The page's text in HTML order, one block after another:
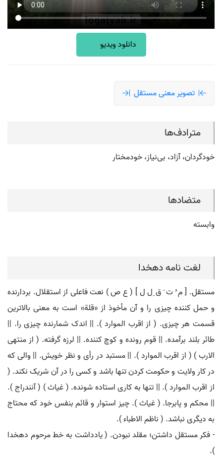
دانلود ویدیو
تصویر معنی مستقل
مترادف‌ها
خودگردان، آزاد، بی‌نیاز، خودمختار
متضادها
وابسته
لغت نامه دهخدا
مستقل. [ م ُ ت َ ق ِل ل ] ( ع ص ) نعت فاعلی از استقلال. بردارنده
و حمل کننده چیزی را و آن مأخوذ از «قلة» است به معنی بالاترین
قسمت هر چیزی. ( از اقرب الموارد ). || اندک شمارنده چیزی را. ||
طائر بلند برآمده. || قوم رونده و کوچ کننده. || لرزه گرفته. ( از منتهی
الارب ) ( از اقرب الموارد ). || مستبد در رأی و نظر خویش. || والی که
در کار ولایت و حکومت کردن تنها باشد و کسی را در آن شریک نکند. (
از اقرب الموارد ). || تنها به کاری استاده شونده. ( غیاث ) ( آنندراج ).
|| محکم و پابرجا. ( غیاث ). چیز استوار و قائم بنفس خود که محتاج
به دیگری نباشد. ( ناظم الاطباء ).
- فکر مستقل داشتن؛ مقلد نبودن. ( یادداشت به خط مرحوم دهخدا
).